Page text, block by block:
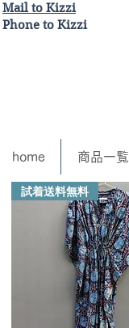
Mail to Kizzi
Phone to Kizzi
home 商品一覧
試着送料無料